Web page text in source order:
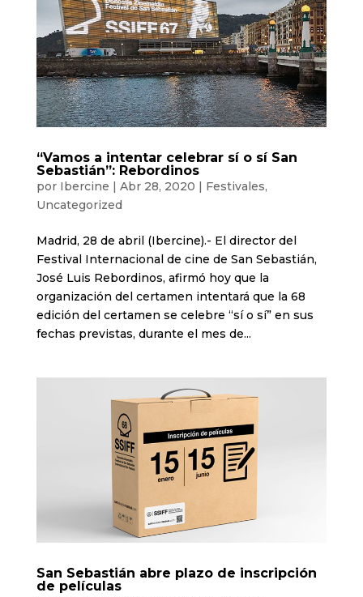
“Vamos a intentar celebrar sí o sí San
Sebastián”: Rebordinos
por Ibercine | Abr 28, 2020 | Festivales,
Uncategorized
Madrid, 28 de abril (Ibercine).- El director del
Festival Internacional de cine de San Sebastián,
José Luis Rebordinos, afirmó hoy que la
organización del certamen intentará que la 68
edición del certamen se celebre “sí o sí” en sus
fechas previstas, durante el mes de...
San Sebastián abre plazo de inscripción
de películas